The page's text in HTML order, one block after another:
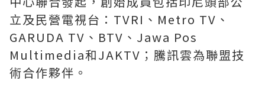
立及民營電視台：TVRI、Metro TV、
GARUDA TV、BTV、Jawa Pos
Multimedia和JAKTV；騰訊雲為聯盟技
術合作夥伴。